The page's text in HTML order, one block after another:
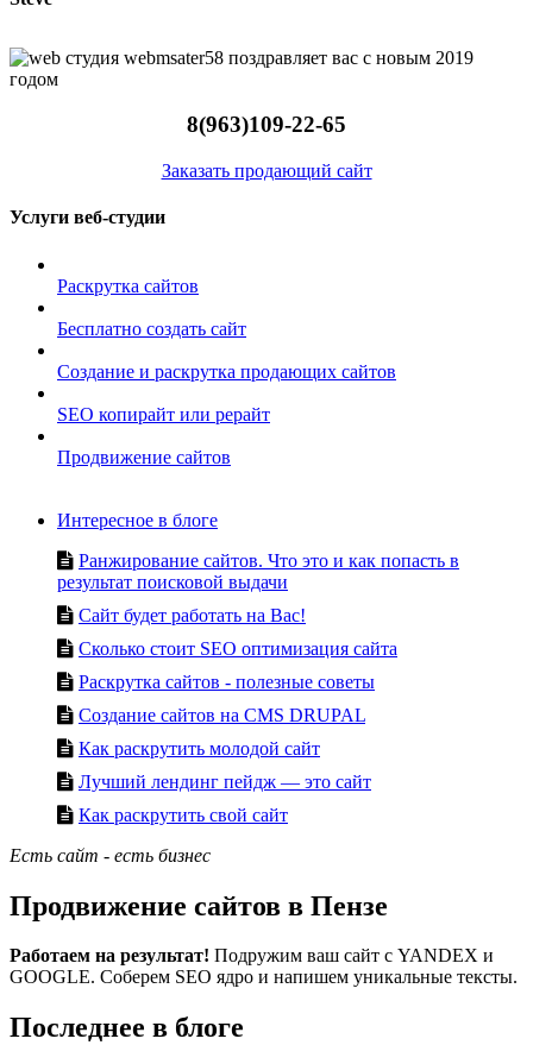
8(963)109-22-65
Заказать продающий сайт
Услуги веб-студии
Раскрутка сайтов
Бесплатно создать сайт
Создание и раскрутка продающих сайтов
SEO копирайт или рерайт
Продвижение сайтов
Интересное в блоге
Ранжирование сайтов. Что это и как попасть в
результат поисковой выдачи
Сайт будет работать на Вас!
Сколько стоит SEO оптимизация сайта
Раскрутка сайтов - полезные советы
Создание сайтов на CMS DRUPAL
Как раскрутить молодой сайт
Лучший лендинг пейдж — это сайт
Как раскрутить свой сайт
Есть сайт - есть бизнес
Продвижение сайтов в Пензе
Работаем на результат! Подружим ваш сайт с YANDEX и
GOOGLE. Соберем SEO ядро и напишем уникальные тексты.
Последнее в блоге